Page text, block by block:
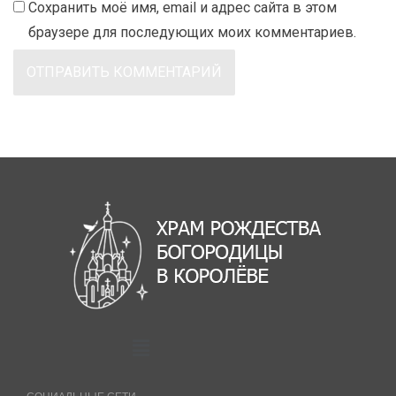
Сохранить моё имя, email и адрес сайта в этом
браузере для последующих моих комментариев.